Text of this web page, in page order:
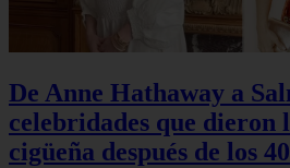
De Anne Hathaway a
celebridades que dieron
cigüeña después de los 40